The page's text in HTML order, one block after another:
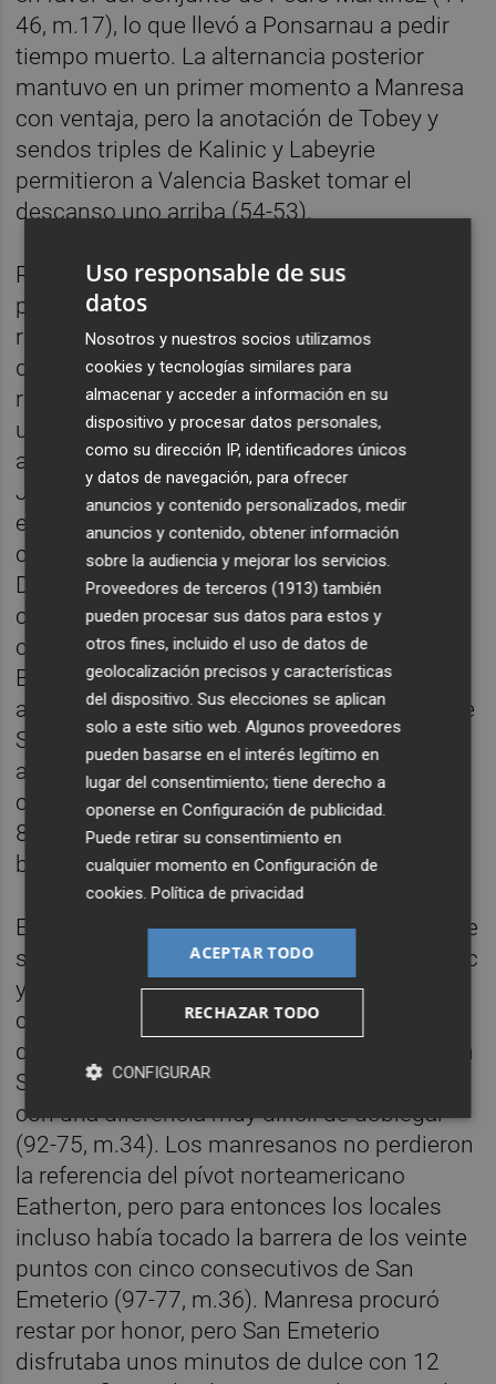
46, m.17), lo que llevó a Ponsarnau a pedir
tiempo muerto. La alternancia posterior
mantuvo en un primer momento a Manresa
con ventaja, pero la anotación de Tobey y
sendos triples de Kalinic y Labeyrie
permitieron a Valencia Basket tomar el
descanso uno arriba (54-53).
Reanudado el partido tras el receso, rugió
primero el equipo
recuperación y finalización de garra propia
de Kalinic. Eatherton replicó, pero a éste le
respondió Tobey, que seguía dando forma a
un buen partido. Kalinic desde los libres
abrió la renta a más cinco, pero Eatherton y
Janning con otro triple igualaron el
encuentro (60-60, m.23). El intercambio de
canastas mantuvo el equilibrio hasta que
Dubljevic desde los libres y Hermannsson
con un triple dieron a lostaronjaun más
cinco (69-64), mediado el periodo. Valencia
Basket siguió en velocidad de crucero y
alcanzaron el más catorce con dos triples de
Sastre (80-66, m.28). Valencia Basket
acomodó en el tercer cuarto el negociado
con Manresa. Cerraron con un marcador de
83-68 (+15) y enfilados hacia romper la
barrera de los cien puntos.
El conjunto valenciano arrancó con un 9-0 de
salida el último cuarto con triples de Prepelic
y Dubljevic, superando los noventa puntos
con algo menos de ocho minutos por
delante. La respuesta de Manresa se dio con
Sima y Hinrichs (con un parcial de 0-6), pero
con una diferencia muy difícil de doblegar
(92-75, m.34). Los manresanos no perdieron
la referencia del pívot norteamericano
Eatherton, pero para entonces los locales
incluso había tocado la barrera de los veinte
puntos con cinco consecutivos de San
Emeterio (97-77, m.36). Manresa procuró
restar por honor, pero San Emeterio
disfrutaba unos minutos de dulce con 12
Uso responsable de sus
datos
Nosotros y nuestros socios utilizamos
cookies y tecnologías similares para
almacenar y acceder a información en su
dispositivo y procesar datos personales,
como su dirección IP, identificadores únicos
y datos de navegación, para ofrecer
anuncios y contenido personalizados, medir
anuncios y contenido, obtener información
sobre la audiencia y mejorar los servicios.
Proveedores de terceros (1913) también
pueden procesar sus datos para estos y
otros fines, incluido el uso de datos de
geolocalización precisos y características
del dispositivo. Sus elecciones se aplican
solo a este sitio web. Algunos proveedores
pueden basarse en el interés legítimo en
lugar del consentimiento; tiene derecho a
oponerse enConfiguración de publicidad.
Puede retirar su consentimiento en
cualquier momento enConfiguración de
cookies.Política de privacidad
ACEPTAR TODO
RECHAZAR TODO
CONFIGURAR